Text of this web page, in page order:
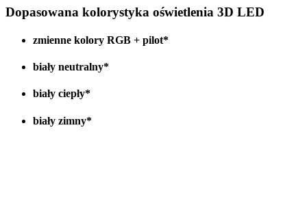
Dopasowana kolorystyka oświetlenia 3D LED
zmienne kolory RGB + pilot*
biały neutralny*
biały ciepły*
biały zimny*